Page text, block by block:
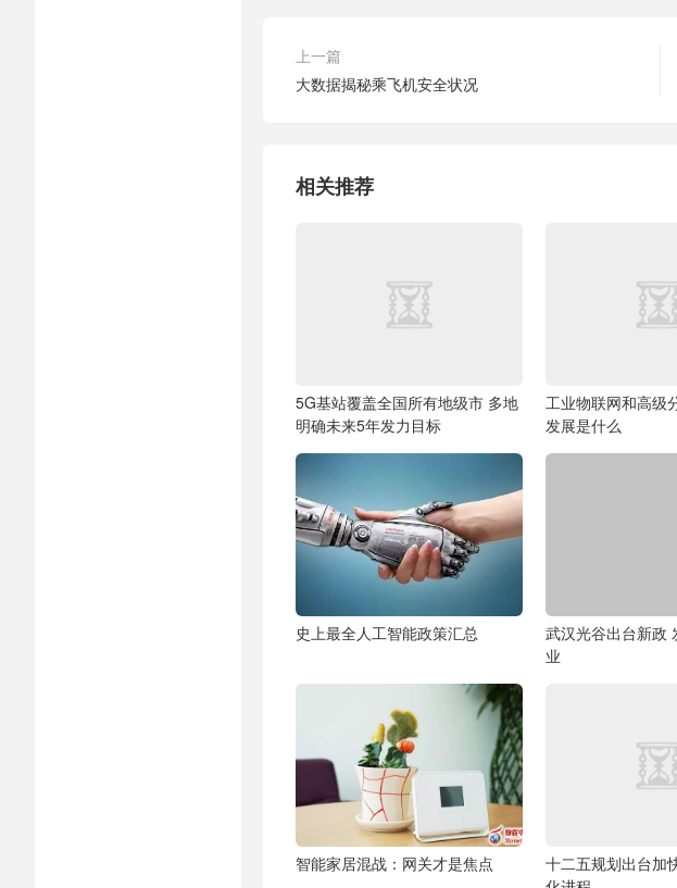
上一篇
大数据揭秘乘飞机安全状况
相关推荐
5G基站覆盖全国所有地级市 多地
明确未来5年发力目标
工业物联网和高级
发展是什么
史上最全人工智能政策汇总
武汉光谷出台新政
业
智能家居混战：网关才是焦点
十二五规划出台加